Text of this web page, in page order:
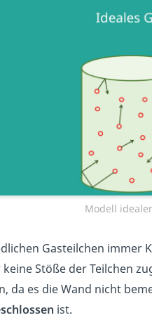
Modell
Gasteilchen immer
keine Stöße der Teilchen
da es die Wand nicht
ist.